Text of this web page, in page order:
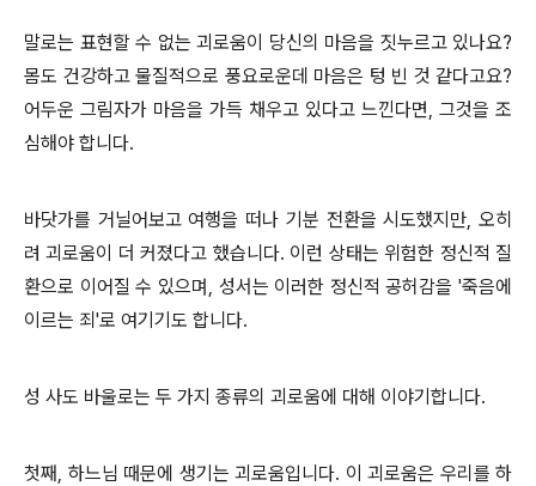
말로는 표현할 수 없는 괴로움이 당신의 마음을 짓누르고 있나요?
몸도 건강하고 물질적으로 풍요로운데 마음은 텅 빈 것 같다고요?
어두운 그림자가 마음을 가득 채우고 있다고 느낀다면, 그것을 조
심해야 합니다.
바닷가를 거닐어보고 여행을 떠나 기분 전환을 시도했지만, 오히
려 괴로움이 더 커졌다고 했습니다. 이런 상태는 위험한 정신적 질
환으로 이어질 수 있으며, 성서는 이러한 정신적 공허감을 '죽음에
이르는 죄'로 여기기도 합니다.
성 사도 바울로는 두 가지 종류의 괴로움에 대해 이야기합니다.
첫째, 하느님 때문에 생기는 괴로움입니다. 이 괴로움은 우리를 하